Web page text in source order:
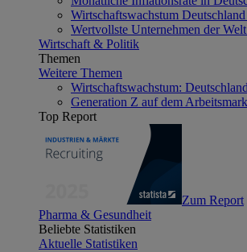
Wirtschaftswachstum
Wertvollste Unternehmen der
Wirtschaft & Politik
Themen
Weitere Themen
Wirtschaftswachstum:
Generation Z auf dem
Top Report
Zum Report
Pharma & Gesundheit
Beliebte Statistiken
Aktuelle Statistiken